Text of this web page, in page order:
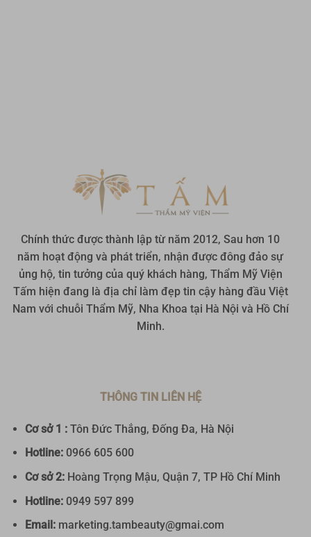
Chính thức được thành lập từ năm 2012, Sau hơn 10
năm hoạt động và phát triển, nhận được đông đảo sự
ủng hộ, tin tưởng của quý khách hàng, Thẩm Mỹ Viện
Tấm hiện đang là địa chỉ làm đẹp tin cậy hàng đầu Việt
Nam với chuỗi Thẩm Mỹ, Nha Khoa tại Hà Nội và Hồ Chí
Minh.
THÔNG TIN LIÊN HỆ
Cơ sở 1 :Tôn Đức Thắng, Đống Đa, Hà Nội
Hotline:0966 605 600
Cơ sở 2:Hoàng Trọng Mậu, Quận 7, TP Hồ Chí Minh
Hotline: 0949 597 899
Email:marketing.tambeauty@gmai.com